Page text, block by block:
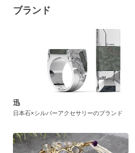
ブランド
迅
日本石×シルバーアクセサリーのブランド